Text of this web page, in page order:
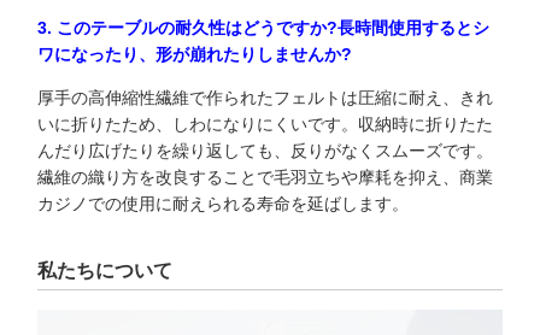
3. このテーブルの耐久性はどうですか?長時間使用するとシ
ワになったり、形が崩れたりしませんか?
厚手の高伸縮性繊維で作られたフェルトは圧縮に耐え、きれ
いに折りたため、しわになりにくいです。収納時に折りたた
んだり広げたりを繰り返しても、反りがなくスムーズです。
繊維の織り方を改良することで毛羽立ちや摩耗を抑え、商業
カジノでの使用に耐えられる寿命を延ばします。
私たちについて